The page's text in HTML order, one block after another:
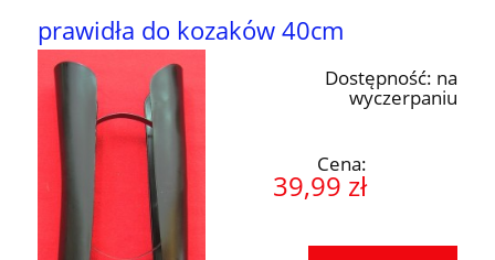
prawidła do kozaków 40cm
Dostępność: na
wyczerpaniu
Cena:
39,99 zł